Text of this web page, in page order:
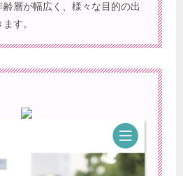
層が幅広く、様々な目的の出
す。